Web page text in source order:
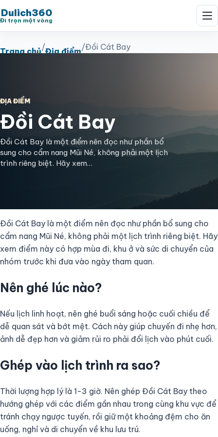
Dulich360
Đi trọn một vòng
Trang chủ/Địa điểm/Đồi Cát Bay
ĐỊA ĐIỂM
Đồi Cát Bay
Đồi Cát Bay là một điểm nên đọc như phần bổ
sung cho cẩm nang Mũi Né, không phải một lịch
trình riêng biệt. Hãy xem…
Đồi Cát Bay là một điểm nên đọc như phần bổ sung cho
cẩm nang Mũi Né, không phải một lịch trình riêng biệt. Hãy
xem điểm này có hợp mùa đi, khu ở và sức di chuyển của
nhóm trước khi đưa vào ngày tham quan.
Nên ghé lúc nào?
Nếu lịch linh hoạt, nên ghé buổi sáng hoặc cuối chiều để
dễ quan sát và bớt mệt. Cách này giúp chuyến đi nhẹ hơn,
ảnh dễ đẹp hơn và giảm rủi ro phải đổi lịch vào phút cuối.
Ghép vào lịch trình ra sao?
Thời lượng hợp lý là 1-3 giờ. Nên ghép Đồi Cát Bay theo
hướng ghép với các điểm gần nhau trong cùng khu vực để
tránh chạy ngược tuyến, rồi giữ một khoảng đệm cho ăn
uống, nghỉ và di chuyển về khu lưu trú.